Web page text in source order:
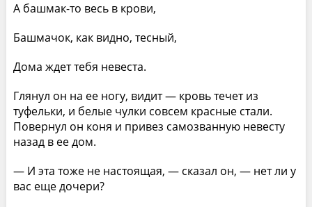
А башмак-то весь в крови,
Башмачок, как видно, тесный,
Дома ждет тебя невеста.
Глянул он на ее ногу, видит — кровь течет из
туфельки, и белые чулки совсем красные стали.
Повернул он коня и привез самозванную невесту
назад в ее дом.
— И эта тоже не настоящая, — сказал он, — нет ли у
вас еще дочери?